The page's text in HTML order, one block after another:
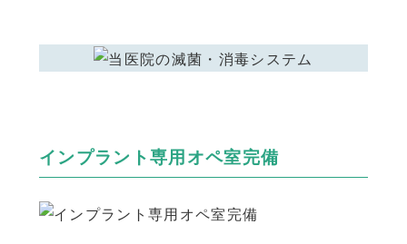
インプラント専用オペ室完備